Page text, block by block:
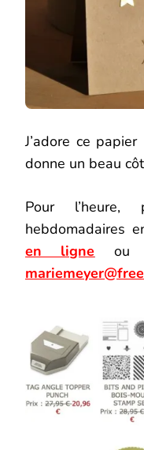
J’adore ce
donne un beau
Pour
hebdomadaires
en ligne ou